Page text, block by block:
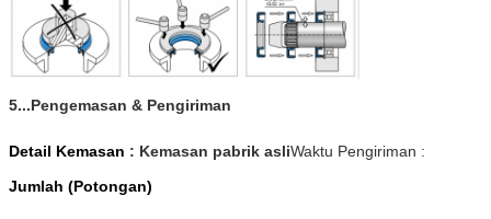
5...Pengemasan & Pengiriman
Detail Kemasan : Kemasan pabrik asliWaktu Pengiriman :
Jumlah (Potongan)